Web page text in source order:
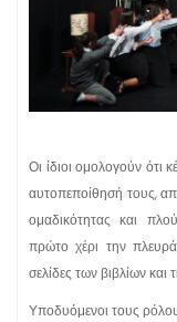
Οι ίδιοι ομολογούν ότι
αυτοπεποίθησή τους,
ομαδικότητας και
πρώτο χέρι την
σελίδες των βιβλίων
Υποδυόμενοι τους